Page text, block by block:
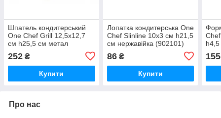
Шпатель кондитерський
One Chef Grill 12,5х12,7
см h25,5 см метал
252 ₴
Купити
Лопатка кондитерська One
Chef Slinline 10х3 см h21,5
см нержавійка (902101)
86₴
Купити
h4,5
155
Про нас